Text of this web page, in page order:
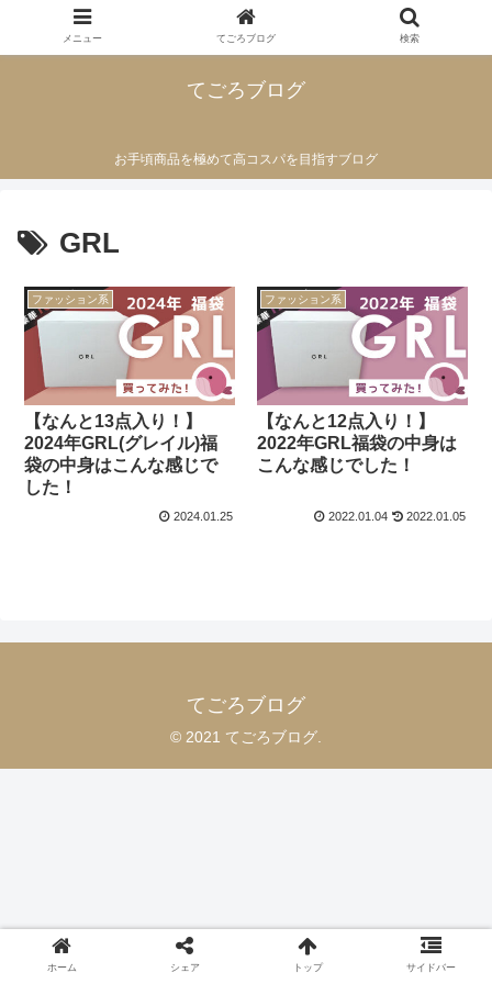
てごろブログ
お手頃商品を極めて高コスパを目指すブログ
GRL
ファッション系
【なんと13点入り！】
2024年GRL(グレイル)福
袋の中身はこんな感じで
した！
2024.01.25
ファッション系
【なんと12点入り！】
2022年GRL福袋の中身は
こんな感じでした！
2022.01.04 2022.01.05
てごろブログ
© 2021 てごろブログ.
メニュー てごろブログ 検索
ホーム シェア トップ サイドバー